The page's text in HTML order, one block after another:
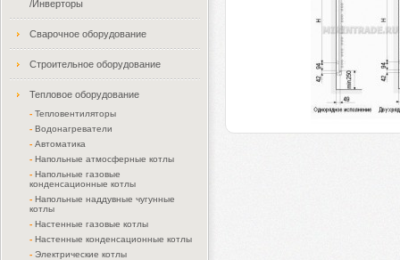
/Инверторы
Сварочное оборудование
Строительное оборудование
Тепловое оборудование
- Тепловентиляторы
- Водонагреватели
- Автоматика
- Напольные атмосферные котлы
- Напольные газовые
конденсационные котлы
- Напольные наддувные чугунные
котлы
- Настенные газовые котлы
- Настенные конденсационные котлы
- Электрические котлы